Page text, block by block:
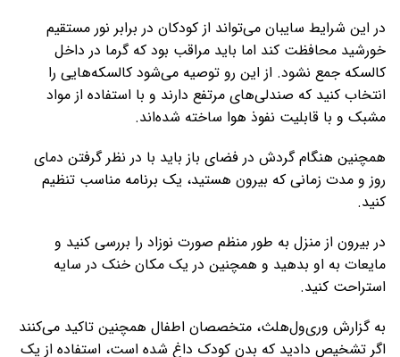
در این شرایط سایبان می‌تواند از کودکان در برابر نور مستقیم
خورشید محافظت کند اما باید مراقب بود که گرما در داخل
کالسکه جمع نشود. از این رو توصیه می‌شود کالسکه‌هایی را
انتخاب کنید که صندلی‌های مرتفع دارند و با استفاده از مواد
مشبک و با قابلیت نفوذ هوا ساخته شده‌اند.
همچنین هنگام گردش در فضای باز باید با در نظر گرفتن دمای
روز و مدت زمانی که بیرون هستید، یک برنامه مناسب تنظیم
کنید.
در بیرون از منزل به طور منظم صورت نوزاد را بررسی کنید و
مایعات به او بدهید و همچنین در یک مکان خنک در سایه‌
استراحت کنید.
به گزارش وری‌ول‌هلث، متخصصان اطفال همچنین تاکید می‌کنند
اگر تشخیص دادید که بدن کودک داغ شده است، استفاده از یک